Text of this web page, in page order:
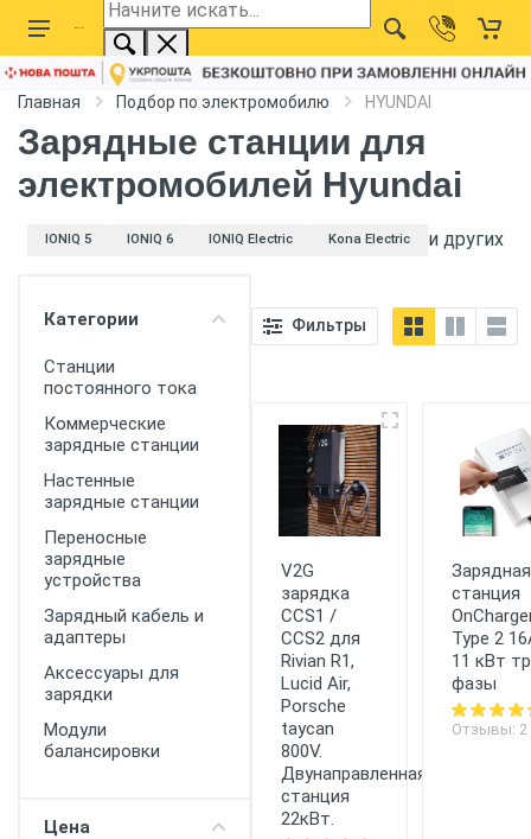
Главная Подбор по электромобилю HYUNDAI
Зарядные станции для
электромобилей Hyundai
IONIQ Electric Kona
и других
Категории
Станции
постоянного тока
Коммерческие
зарядные станции
Настенные
зарядные станции
Переносные
зарядные
устройства
Зарядный кабель и
адаптеры
Аксессуары для
зарядки
Модули
балансировки
Цена
Фильтры
V2G
зарядка
CCS1 /
CCS2 для
Rivian R1,
Lucid Air,
Porsche
taycan
800V.
Двунаправленная
станция
22кВт.
Зарядная
станция
Type 2
11 кВт
фазы
Отзывы: 2